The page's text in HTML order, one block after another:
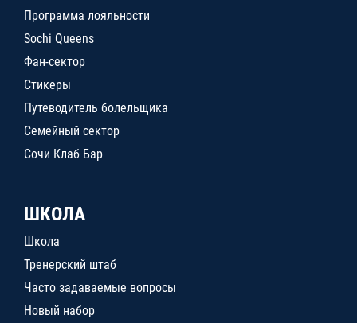
Программа лояльности
Sochi Queens
Фан-сектор
Стикеры
Путеводитель болельщика
Семейный сектор
Сочи Клаб Бар
ШКОЛА
Школа
Тренерский штаб
Часто задаваемые вопросы
Новый набор